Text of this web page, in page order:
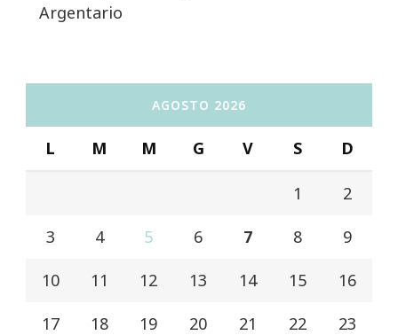
Argentario
AGOSTO 2026
L M M G V S D
1 2
3 4 5 6 7 8 9
10 11 12 13 14 15 16
17 18 19 20 21 22 23